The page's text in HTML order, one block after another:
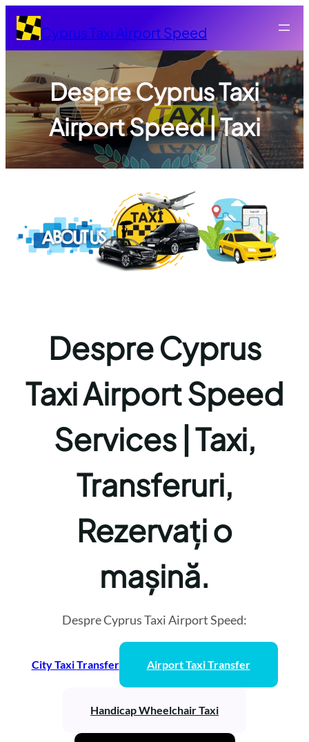
Skip
Cyprus Taxi Airport Speed
Despre Cyprus Taxi
Airport Speed | Taxi
Despre Cyprus
Taxi Airport Speed
Services | Taxi,
Transferuri,
Rezervați o
mașină.
Despre Cyprus Taxi Airport Speed:
City TaxiTransfer Airport TaxiTransfer
Handicap Wheelchair Taxi